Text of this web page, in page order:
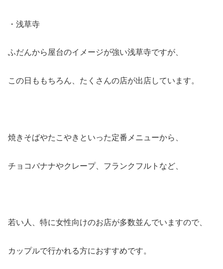
・浅草寺
ふだんから屋台のイメージが強い浅草寺ですが、
この日ももちろん、たくさんの店が出店しています。
焼きそばやたこやきといった定番メニューから、
チョコバナナやクレープ、フランクフルトなど、
若い人、特に女性向けのお店が多数並んでいますので、
カップルで行かれる方におすすめです。